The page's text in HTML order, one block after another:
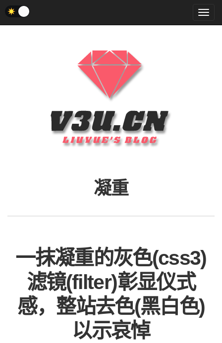
菜
单
凝重
一抹凝重的灰色(css3)
滤镜(filter)彰显仪式
感，整站去色(黑白色)
以示哀悼